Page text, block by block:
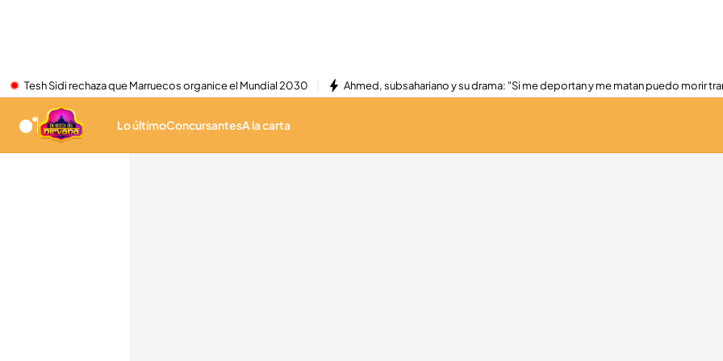
Tesh Sidi rechaza que Marruecos organice el Mundial 2030 Ahmed, subsahariano y su drama: "Si me deportan y me matan puedo morir
Lo últimoConcursantesA la carta